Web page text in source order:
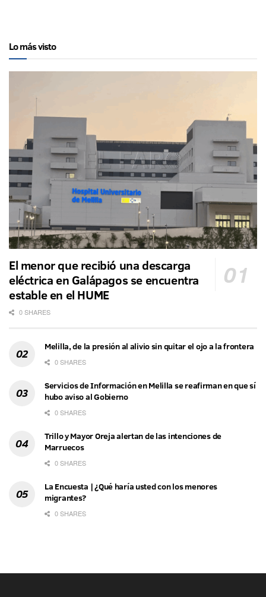
Lo más visto
El menor que recibió una descarga
eléctrica en Galápagos se encuentra
estable en el HUME
0 SHARES
Melilla, de la presión al alivio sin quitar el ojo a la frontera
0 SHARES
Servicios de Información en Melilla se reafirman en que sí
hubo aviso al Gobierno
0 SHARES
Trillo y Mayor Oreja alertan de las intenciones de
Marruecos
0 SHARES
La Encuesta | ¿Qué haría usted con los menores
migrantes?
0 SHARES